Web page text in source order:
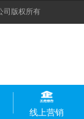
司版权所有
线上营销